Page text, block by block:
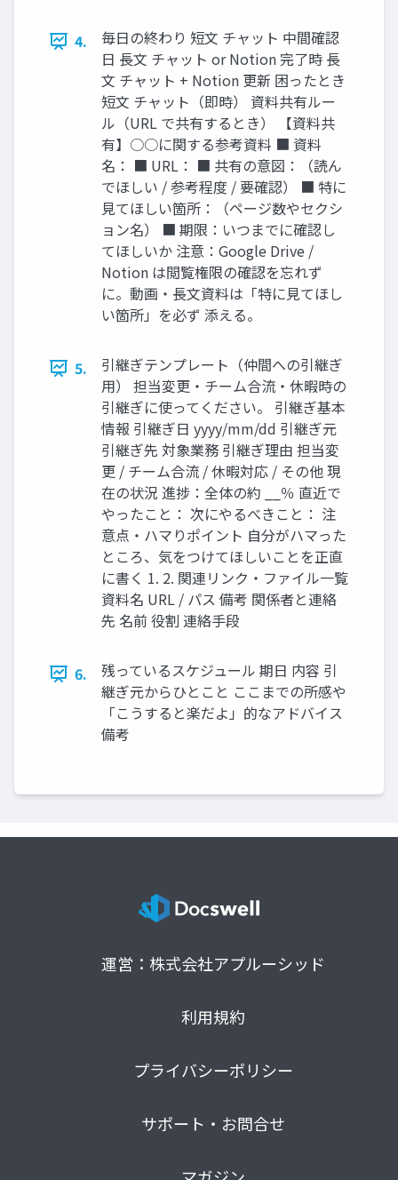
4.
毎日の終わり 短文 チャット 中間確認
日 長文 チャット or Notion 完了時 長
文 チャット + Notion 更新 困ったとき
短文 チャット（即時） 資料共有ルー
ル（URL で共有するとき） 【資料共
有】○○に関する参考資料 ■ 資料
名： ■ URL： ■ 共有の意図：（読ん
でほしい / 参考程度 / 要確認） ■ 特に
見てほしい箇所：（ページ数やセクシ
ョン名） ■ 期限：いつまでに確認し
てほしいか 注意：Google Drive /
Notion は閲覧権限の確認を忘れず
に。動画・長文資料は「特に見てほし
い箇所」を必ず 添える。
5.
引継ぎテンプレート（仲間への引継ぎ
用） 担当変更・チーム合流・休暇時の
引継ぎに使ってください。 引継ぎ基本
情報 引継ぎ日 yyyy/mm/dd 引継ぎ元
引継ぎ先 対象業務 引継ぎ理由 担当変
更 / チーム合流 / 休暇対応 / その他 現
在の状況 進捗：全体の約 __％ 直近で
やったこと： 次にやるべきこと： 注
意点・ハマりポイント 自分がハマった
ところ、気をつけてほしいことを正直
に書く 1. 2. 関連リンク・ファイル一覧
資料名 URL / パス 備考 関係者と連絡
先 名前 役割 連絡手段
6.
残っているスケジュール 期日 内容 引
継ぎ元からひとこと ここまでの所感や
「こうすると楽だよ」的なアドバイス
備考
運営：株式会社アプルーシッド
利用規約
プライバシーポリシー
サポート・お問合せ